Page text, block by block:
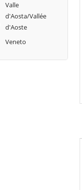
Zoagli
Valle
d'Aosta/Vallée
d'Aoste
Veneto